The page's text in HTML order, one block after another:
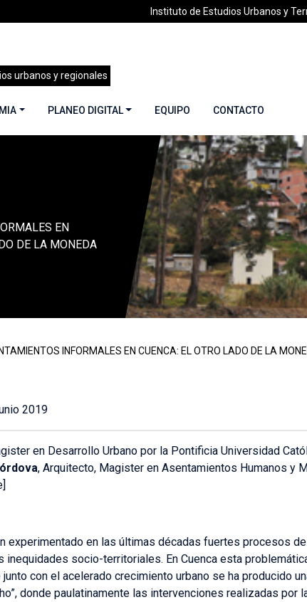
Instituto de Estudios Urbanos y
urbanos y regionales
PLANEO DIGITAL EQUIPO CONTACTO
INFORMALES EN CUENCA: EL OTRO LADO DE
EN
DE LA MONEDA
INFORMALES EN CUENCA: EL OTRO LADO DE LA
2019
en Desarrollo Urbano por la Pontificia Universidad
, Arquitecto, Magister en Asentamientos Humanos y
experimentado en las últimas décadas fuertes procesos
socio-territoriales. En Cuenca esta
con el acelerado crecimiento urbano se ha producido
donde paulatinamente las intervenciones realizadas por